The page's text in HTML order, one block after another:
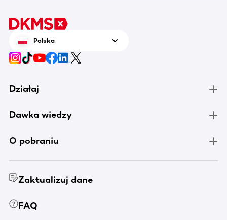
Polska
Działaj
Dawka wiedzy
O pobraniu
Zaktualizuj dane
FAQ